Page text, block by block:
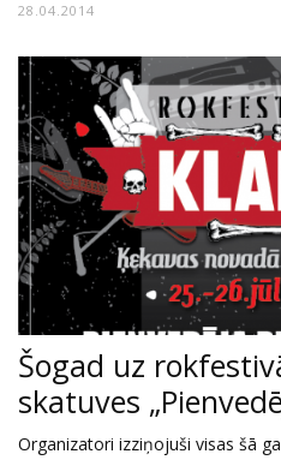
28.04.2014
Šogad uz
skatuves
Organizatori izziņojuši visas šā